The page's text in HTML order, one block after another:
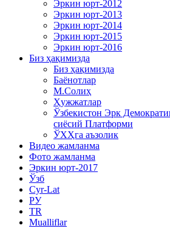
Эркин юрт-2012
Эркин юрт-2013
Эркин юрт-2014
Эркин юрт-2015
Эркин юрт-2016
Биз ҳақимизда
Биз ҳақимизда
Баёнотлар
М.Солиҳ
Ҳужжатлар
Ўзбекистон Эрк
сиёсий Платформи
ЎХҲга аъзолик
Видео жамланма
Фото жамланма
Эркин юрт-2017
Ўзб
Cyr-Lat
РУ
TR
Mualliflar